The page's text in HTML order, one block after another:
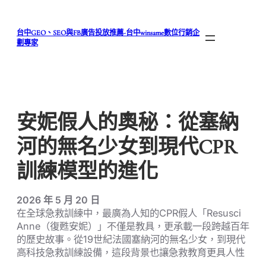
台中GEO、SEO與FB廣告投放推薦-台中winsame數位行銷企
劃專家
安妮假人的奧秘：從塞納
河的無名少女到現代CPR
訓練模型的進化
2026 年 5 月 20 日
在全球急救訓練中，最廣為人知的CPR假人「Resusci
Anne（復甦安妮）」不僅是教具，更承載一段跨越百年
的歷史故事。從19世紀法國塞納河的無名少女，到現代
高科技急救訓練設備，這段背景也讓急救教育更具人性